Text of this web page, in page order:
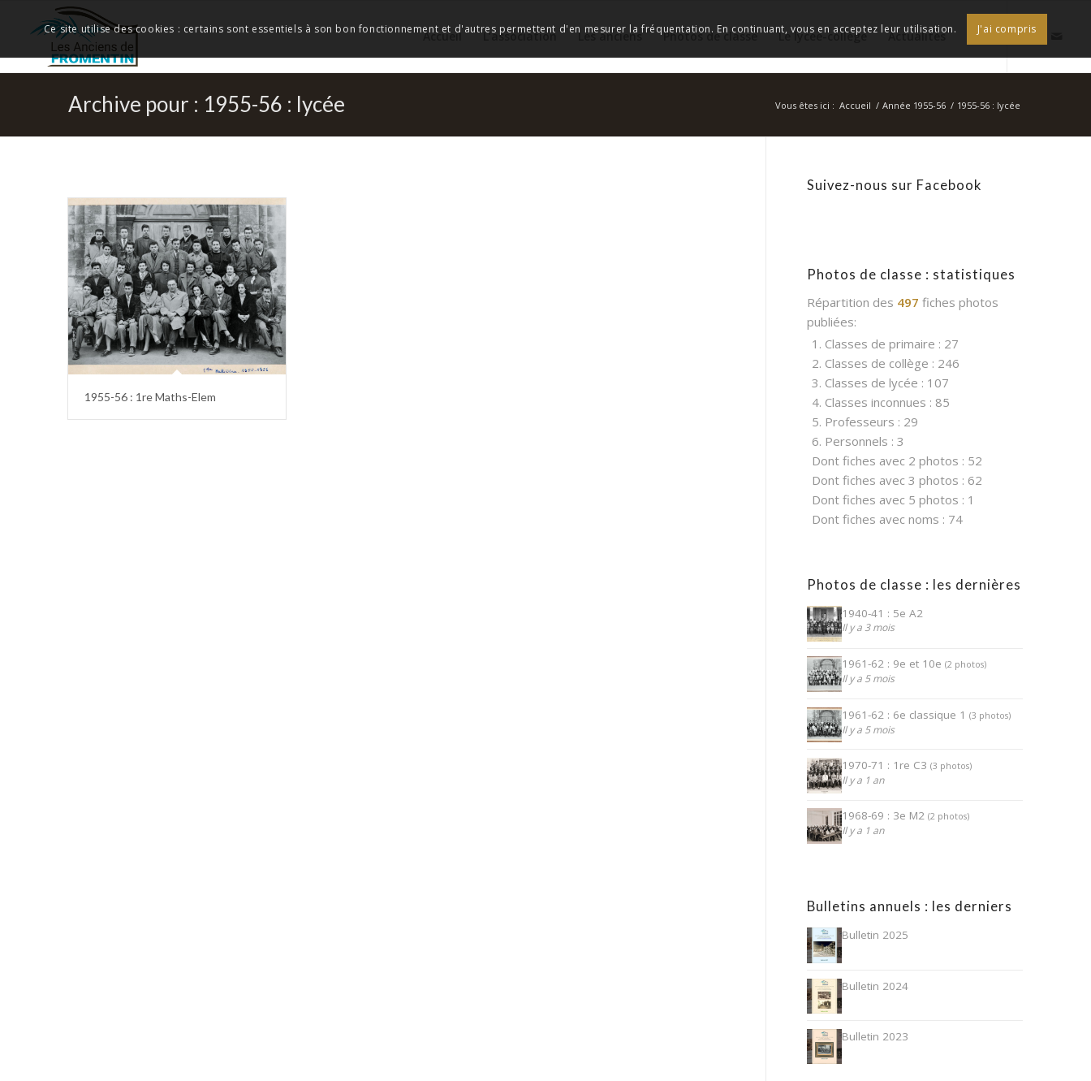
Accueil L’association Les anciens Photos de classe Le lycée-collège Actualités
Archive pour : 1955-56 : lycée Vous êtes ici : Accueil / Année 1955-56 / 1955-56 : lycée
1955-56 : 1re Maths-Elem
Suivez-nous sur Facebook
Photos de classe : statistiques
Répartition des 497 fiches photos
publiées:
1. Classes de primaire : 27
2. Classes de collège : 246
3. Classes de lycée : 107
4. Classes inconnues : 85
5. Professeurs : 29
6. Personnels : 3
Dont fiches avec 2 photos : 52
Dont fiches avec 3 photos : 62
Dont fiches avec 5 photos : 1
Dont fiches avec noms : 74
Photos de classe : les dernières
1940-41 : 5e A2
Il y a 3 mois
1961-62 : 9e et 10e(2 photos)
Il y a 5 mois
1961-62 : 6e classique 1(3 photos)
Il y a 5 mois
1970-71 : 1re C3(3 photos)
Il y a 1 an
1968-69 : 3e M2(2 photos)
Il y a 1 an
Bulletins annuels : les derniers
Bulletin 2025
Bulletin 2024
Bulletin 2023
Ce site utilise des cookies : certains sont essentiels à son bon fonctionnement et d'autres permettent d'en mesurer la fréquentation. En continuant, vous en acceptez leur utilisation. J'ai compris